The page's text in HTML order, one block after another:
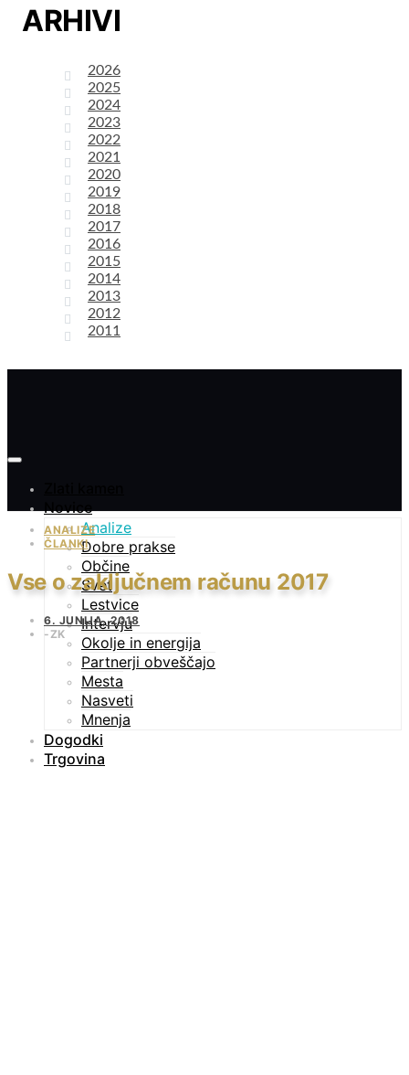
ARHIVI
2026
2025
2024
2023
2022
2021
2020
2019
2018
2017
2016
2015
2014
2013
2012
2011
Novice
Analize
Dobre prakse
Občine
Svet
Lestvice
Intervju
Okolje in energija
Partnerji obveščajo
Mesta
Nasveti
Mnenja
Dogodki
Trgovina
ANALIZE
ČLANKI
Vse o zaključnem računu 2017
6. JUNIJA, 2018
ZK